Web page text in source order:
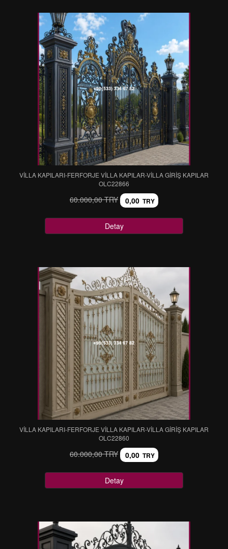
VİLLA KAPILARI-FERFORJE VİLLA KAPILAR-VİLLA GİRİŞ KAPILAR
OLC22866
60.000,00 TRY 0,00 TRY
Detay
VİLLA KAPILARI-FERFORJE VİLLA KAPILAR-VİLLA GİRİŞ KAPILAR
OLC22860
60.000,00 TRY 0,00 TRY
Detay